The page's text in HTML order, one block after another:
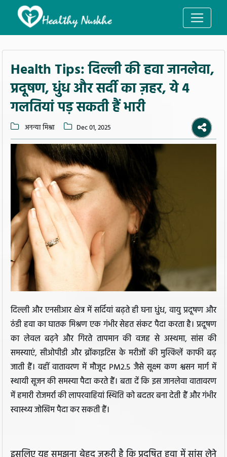
Health Tips: दिल्ली की हवा जानलेवा,
प्रदूषण, धुंध और सर्दी का ज़हर, ये 4
गलतियां पड़ सकती हैं भारी
अनन्या मिश्रा Dec 01, 2025
दिल्ली और एनसीआर क्षेत्र में सर्दियां बढ़ते ही घना धुंध, वायु प्रदूषण और
ठंडी हवा का घातक मिश्रण एक गंभीर सेहत संकट पैदा करता है। प्रदूषण
का लेवल बढ़ने और गिरते तापमान की वजह से अस्थमा, सांस की
समस्याएं, सीओपीडी और ब्रोंकाइटिस के मरीजों की मुश्किलें काफी बढ़
जाती हैं। वहीं वातावरण में मौजूद PM2.5 जैसे सूक्ष्म कण श्वसन मार्ग में
स्थायी सूजन की समस्या पैदा करते हैं। बता दें कि इस जानलेवा वातावरण
में हमारी रोजमर्रा की लापरवाहियां स्थिति को बदतर बना देती हैं और गंभीर
स्वास्थ्य जोखिम पैदा कर सकती हैं।